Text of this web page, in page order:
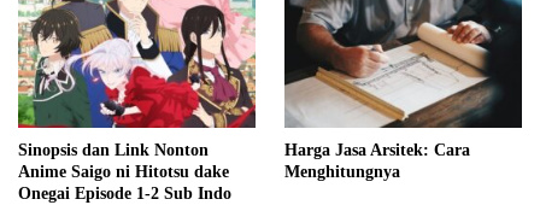
Sinopsis dan Link Nonton
Anime Saigo ni Hitotsu dake
Onegai Episode 1-2 Sub Indo
Harga Jasa Arsitek: Cara
Menghitungnya